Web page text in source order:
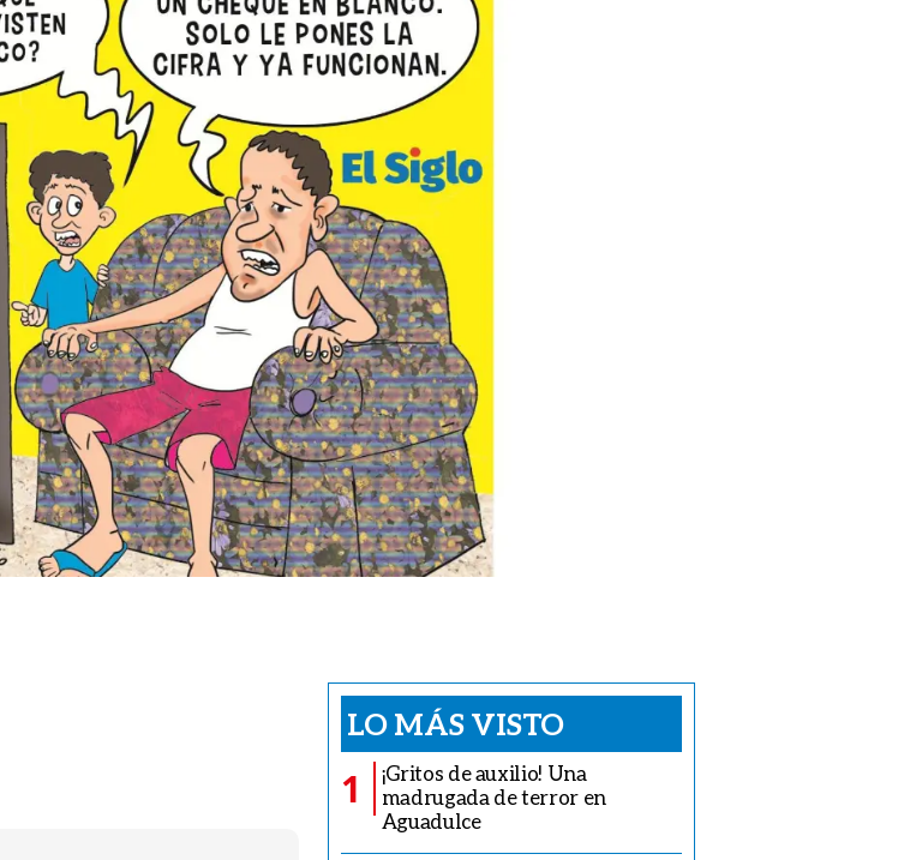
LO MÁS VISTO
1
¡Gritos de auxilio! Una
madrugada de terror en
Aguadulce